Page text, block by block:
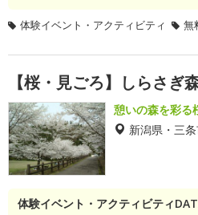
体験イベント・アクティビティ 無
【桜・見ごろ】しらさぎ
憩いの森を彩る
新潟県・三
体験イベント・アクティビティ